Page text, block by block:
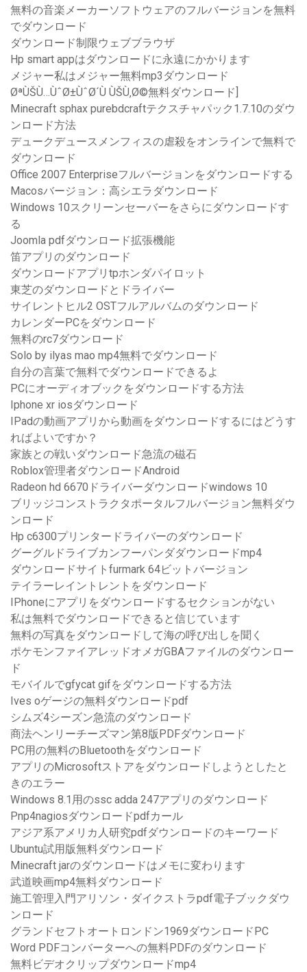
無料の音楽メーカーソフトウェアのフルバージョンを無料
でダウンロード
ダウンロード制限ウェブブラウザ
Hp smart appはダウンロードに永遠にかかります
メジャー私はメジャー無料mp3ダウンロード
ØªÙŠÙ…ÙˆØ±ÙˆØ´Ù ÙŠÙ‚Ø©無料ダウンロード]
Minecraft sphax purebdcraftテクスチャパック1.7.10のダウ
ンロード方法
デュークデュースメンフィスの虐殺をオンラインで無料で
ダウンロード
Office 2007 Enterpriseフルバージョンをダウンロードする
Macosバージョン：高シエラダウンロード
Windows 10スクリーンセーバーをさらにダウンロードす
る
Joomla pdfダウンロード拡張機能
笛アプリのダウンロード
ダウンロードアプリtpホンダパイロット
東芝のダウンロードとドライバー
サイレントヒル2 OSTフルアルバムのダウンロード
カレンダーPCをダウンロード
無料のrc7ダウンロード
Solo by ilyas mao mp4無料でダウンロード
自分の言葉で無料でダウンロードできるよ
PCにオーディオブックをダウンロードする方法
Iphone xr iosダウンロード
IPadの動画アプリから動画をダウンロードするにはどうす
ればよいですか？
家族との戦いダウンロード急流の磁石
Roblox管理者ダウンロードAndroid
Radeon hd 6670ドライバーダウンロードwindows 10
ブリッジコンストラクタポータルフルバージョン無料ダウ
ンロード
Hp c6300プリンタードライバーのダウンロード
グーグルドライブカンフーパンダダウンロードmp4
ダウンロードサイトfurmark 64ビットバージョン
テイラーレイントレントをダウンロード
IPhoneにアプリをダウンロードするセクションがない
私は無料でダウンロードできると信じています
無料の写真をダウンロードして海の呼び出しを聞く
ポケモンファイアレッドオメガGBAファイルのダウンロー
ド
モバイルでgfycat gifをダウンロードする方法
Ives oゲージの無料ダウンロードpdf
シムズ4シーズン急流のダウンロード
商法ヘンリーチーズマン第8版PDFダウンロード
PC用の無料のBluetoothをダウンロード
アプリのMicrosoftストアをダウンロードしようとしたと
きのエラー
Windows 8.1用のssc adda 247アプリのダウンロード
Pnp4nagiosダウンロードpdfカール
アジア系アメリカ人研究pdfダウンロードのキーワード
Ubuntu試用版無料ダウンロード
Minecraft jarのダウンロードはメモに変わります
武道映画mp4無料ダウンロード
施工管理入門アリソン・ダイクストラpdf電子ブックダウ
ンロード
グランドセフトオートロンドン1969ダウンロードPC
Word PDFコンバーターへの無料PDFのダウンロード
無料ビデオクリップダウンロードmp4